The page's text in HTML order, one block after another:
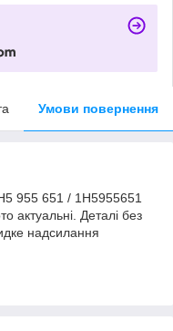
Умови повернення
955 651 / 1H5955651
актуальні. Деталі без
надсилання